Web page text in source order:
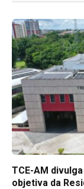
TCE-AM
objetiva da